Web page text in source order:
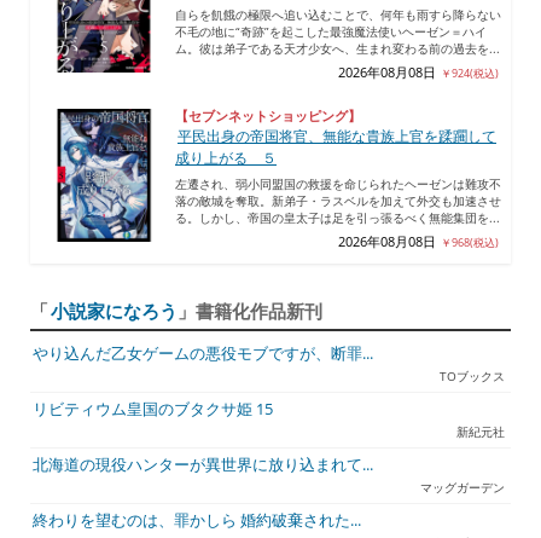
自らを飢餓の極限へ追い込むことで、何年も雨すら降らない
不毛の地に“奇跡”を起こした最強魔法使いヘーゼン＝ハイ
ム。彼は弟子である天才少女へ、生まれ変わる前の過去を...
2026年08月08日 ￥924(税込)
【セブンネットショッピング】
平民出身の帝国将官、無能な貴族上官を蹂躙して
成り上がる ５
左遷され、弱小同盟国の救援を命じられたヘーゼンは難攻不
落の敵城を奪取。新弟子・ラスベルを加えて外交も加速させ
る。しかし、帝国の皇太子は足を引っ張るべく無能集団を...
2026年08月08日 ￥968(税込)
「小説家になろう 」書籍化作品新刊
やり込んだ乙女ゲームの悪役モブですが、断罪...
TOブックス
リビティウム皇国のブタクサ姫 15
新紀元社
北海道の現役ハンターが異世界に放り込まれて...
マッグガーデン
終わりを望むのは、罪かしら 婚約破棄された...